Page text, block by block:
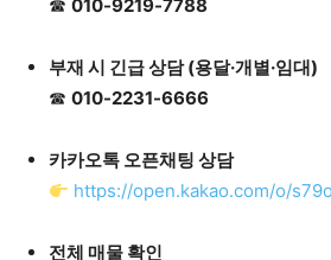
☎ 010-9219-7788
부재 시 긴급 상담 (용달·개별·임대)
☎ 010-2231-6666
카카오톡 오픈채팅 상담
https://open.kakao.com/o/
전체 매물 확인